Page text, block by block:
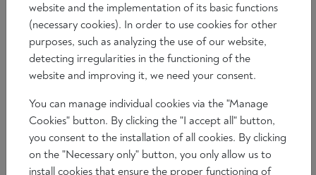
Analizy Sprawy międzynarodowe Gospodarka
Filozofia Sztuka Literatura Społeczeństwo
website and the implementation of its basic functions
(necessary cookies). In order to use cookies for other
purposes, such as analyzing the use of our website,
detecting irregularities in the functioning of the
website and improving it, we need your consent.
You can manage individual cookies via the "Manage
Cookies" button. By clicking the "I accept all" button,
you consent to the installation of all cookies. By clicking
on the "Necessary only" button, you only allow us to
install cookies that ensure the proper functioning of